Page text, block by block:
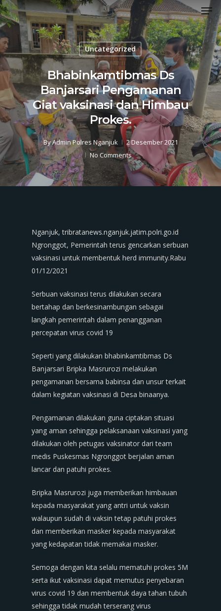
Skip
to
main
content
Uncategorized
Bhabinkamtibmas Ds
Banjarsari Pengamanan
Giat vaksinasi dan Himbau
Prokes.
ByAdmin Polres Nganjuk
2 Desember 2021
No Comments
Nganjuk, tribratanews.nganjuk.jatim.polri.go.id
Ngronggot, Pemerintah terus gencarkan serbuan
vaksinasi untuk membentuk herd immunity.Rabu
01/12/2021
Serbuan vaksinasi terus dilakukan secara
bertahap dan berkesinambungan sebagai
langkah pemerintah dalam penangganan
percepatan virus covid 19
Seperti yang dilakukan bhabinkamtibmas Ds
Banjarsari Bripka Masrurozi melakukan
pengamanan bersama babinsa dan unsur terkait
dalam kegiatan vaksinasi di Desa binaanya.
Pengamanan dilakukan guna ciptakan situasi
yang aman sehingga pelaksanaan vaksinasi yang
dilakukan oleh petugas vaksinator dari team
medis Puskesmas Ngronggot berjalan aman
lancar dan patuhi prokes.
Bripka Masrurozi juga memberikan himbauan
kepada masyarakat yang antri untuk vaksin
walaupun sudah di vaksin tetap patuhi prokes
dan memberikan masker kepada masyarakat
yang kedapatan tidak memakai masker.
Semoga dengan kita selalu mematuhi prokes 5M
serta ikut vaksinasi dapat memutus penyebaran
virus covid 19 dan membentuk daya tahan tubuh
sehingga tidak mudah terserang virus
Close
Menu